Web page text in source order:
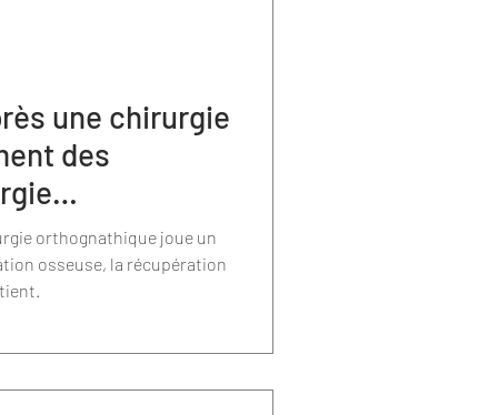
une chirurgie
des
comment bien
la
orthognathique joue un
osseuse, la récupération